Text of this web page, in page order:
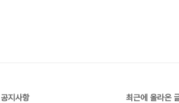
공지사항 최근에 올라온